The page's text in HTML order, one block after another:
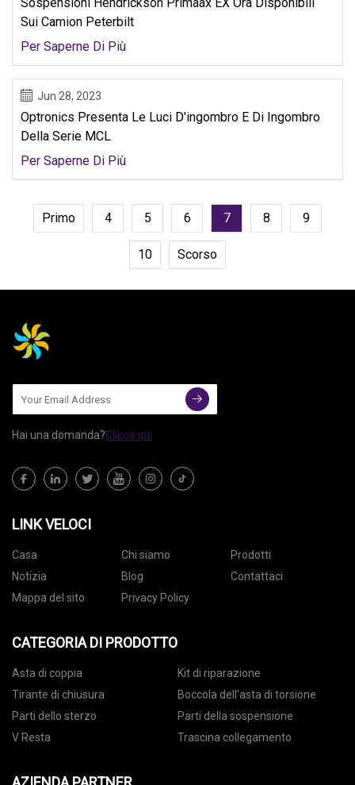
Sui Camion Peterbilt
Per Saperne Di Più
Jun 28, 2023
Optronics Presenta Le Luci D'ingombro E Di Ingombro
Della Serie MCL
Per Saperne Di Più
Primo 4 5 6 7 8 9
10 Scorso
Hai una domanda?Clicca qui
LINK VELOCI
Casa Chi siamo
Prodotti
Notizia
Blog
Contattaci
Mappa del sito
Privacy Policy
CATEGORIA DI PRODOTTO
Asta di coppia
Kit di riparazione
Tirante di chiusura
Boccola dell'asta di torsione
Parti dello sterzo
Parti della sospensione
V Resta
Trascina collegamento